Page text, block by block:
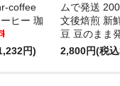
coffee
ヒー 珈
円)
ムで発送
文後焙煎 新
豆 豆のまま
2,800円(税